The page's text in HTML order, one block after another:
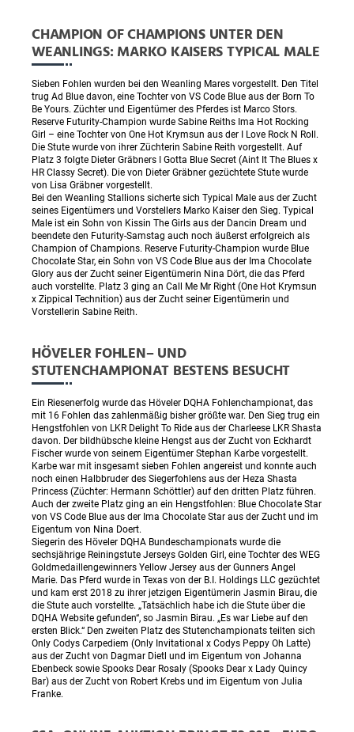
CHAMPION OF CHAMPIONS UNTER DEN
WEANLINGS: MARKO KAISERS TYPICAL MALE
Sieben Fohlen wurden bei den Weanling Mares vorgestellt. Den Titel
trug Ad Blue davon, eine Tochter von VS Code Blue aus der Born To
Be Yours. Züchter und Eigentümer des Pferdes ist Marco Stors.
Reserve Futurity-Champion wurde Sabine Reiths Ima Hot Rocking
Girl – eine Tochter von One Hot Krymsun aus der I Love Rock N Roll.
Die Stute wurde von ihrer Züchterin Sabine Reith vorgestellt. Auf
Platz 3 folgte Dieter Gräbners I Gotta Blue Secret (Aint It The Blues x
HR Classy Secret). Die von Dieter Gräbner gezüchtete Stute wurde
von Lisa Gräbner vorgestellt.
Bei den Weanling Stallions sicherte sich Typical Male aus der Zucht
seines Eigentümers und Vorstellers Marko Kaiser den Sieg. Typical
Male ist ein Sohn von Kissin The Girls aus der Dancin Dream und
beendete den Futurity-Samstag auch noch äußerst erfolgreich als
Champion of Champions. Reserve Futurity-Champion wurde Blue
Chocolate Star, ein Sohn von VS Code Blue aus der Ima Chocolate
Glory aus der Zucht seiner Eigentümerin Nina Dört, die das Pferd
auch vorstellte. Platz 3 ging an Call Me Mr Right (One Hot Krymsun
x Zippical Technition) aus der Zucht seiner Eigentümerin und
Vorstellerin Sabine Reith.
HÖVELER FOHLEN– UND
STUTENCHAMPIONAT BESTENS BESUCHT
Ein Riesenerfolg wurde das Höveler DQHA Fohlenchampionat, das
mit 16 Fohlen das zahlenmäßig bisher größte war. Den Sieg trug ein
Hengstfohlen von LKR Delight To Ride aus der Charleese LKR Shasta
davon. Der bildhübsche kleine Hengst aus der Zucht von Eckhardt
Fischer wurde von seinem Eigentümer Stephan Karbe vorgestellt.
Karbe war mit insgesamt sieben Fohlen angereist und konnte auch
noch einen Halbbruder des Siegerfohlens aus der Heza Shasta
Princess (Züchter: Hermann Schöttler) auf den dritten Platz führen.
Auch der zweite Platz ging an ein Hengstfohlen: Blue Chocolate Star
von VS Code Blue aus der Ima Chocolate Star aus der Zucht und im
Eigentum von Nina Doert.
Siegerin des Höveler DQHA Bundeschampionats wurde die
sechsjährige Reiningstute Jerseys Golden Girl, eine Tochter des WEG
Goldmedaillengewinners Yellow Jersey aus der Gunners Angel
Marie. Das Pferd wurde in Texas von der B.I. Holdings LLC gezüchtet
und kam erst 2018 zu ihrer jetzigen Eigentümerin Jasmin Birau, die
die Stute auch vorstellte. „Tatsächlich habe ich die Stute über die
DQHA Website gefunden“, so Jasmin Birau. „Es war Liebe auf den
ersten Blick.“ Den zweiten Platz des Stutenchampionats teilten sich
Only Codys Carpediem (Only Invitational x Codys Peppy Oh Latte)
aus der Zucht von Dagmar Dietl und im Eigentum von Johanna
Ebenbeck sowie Spooks Dear Rosaly (Spooks Dear x Lady Quincy
Bar) aus der Zucht von Robert Krebs und im Eigentum von Julia
Franke.